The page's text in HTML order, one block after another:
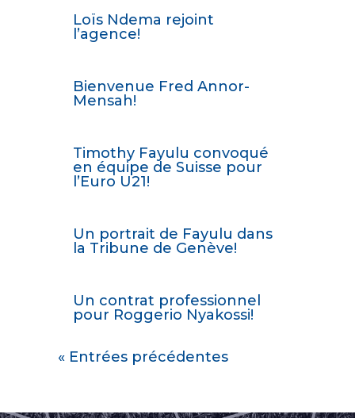
Loïs Ndema rejoint
l’agence!
Bienvenue Fred Annor-
Mensah!
Timothy Fayulu convoqué
en équipe de Suisse pour
l’Euro U21!
Un portrait de Fayulu dans
la Tribune de Genève!
Un contrat professionnel
pour Roggerio Nyakossi!
« Entrées précédentes